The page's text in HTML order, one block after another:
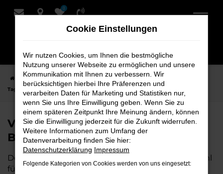
Zum
0
Startseite Bremervörde VW VW Taigo
VW Taigo
Tageszulassung für Bremervörde bei Schmidt + Koch
VW Taigo Tageszulassung für
Bremervörde bei Schmidt + Koch
Der VW Taigo Tageszulassung ist die perfekte Wahl
für alle, die für Bremervörde ein hochwertiges
Cookie Einstellungen
Wir nutzen Cookies, um Ihnen die bestmögliche
Nutzung unserer Webseite zu ermöglichen und unsere
Kommunikation mit Ihnen zu verbessern. Wir
berücksichtigen hierbei Ihre Präferenzen und
verarbeiten Daten für Marketing und Statistiken nur,
wenn Sie uns Ihre Einwilligung geben. Wenn Sie zu
einem späteren Zeitpunkt Ihre Meinung ändern, können
Sie die Einwilligung jederzeit für die Zukunft widerrufen.
Weitere Informationen zum Umfang der
Datenverarbeitung finden Sie hier:
Datenschutzerklärung Impressum
Folgende Kategorien von Cookies werden von uns eingesetzt: